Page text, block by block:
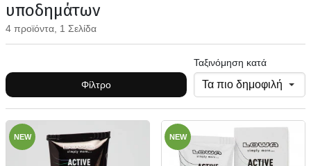
υποδημάτων
4 προϊόντα, 1 Σελίδα
Φίλτρο
Ταξινόμηση κατά
NEW NEW